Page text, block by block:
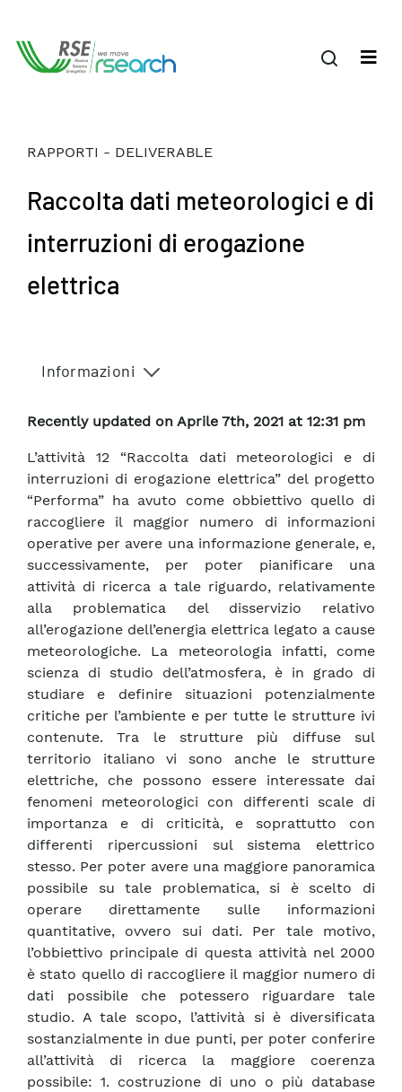
RAPPORTI - DELIVERABLE
Raccolta dati meteorologici e di
interruzioni di erogazione
elettrica
Informazioni
Recently updated on Aprile 7th, 2021 at 12:31 pm
L’attività 12 “Raccolta dati meteorologici e di
interruzioni di erogazione elettrica” del progetto
“Performa” ha avuto come obbiettivo quello di
raccogliere il maggior numero di informazioni
operative per avere una informazione generale, e,
successivamente, per poter pianificare una
attività di ricerca a tale riguardo, relativamente
alla problematica del disservizio relativo
all’erogazione dell’energia elettrica legato a cause
meteorologiche. La meteorologia infatti, come
scienza di studio dell’atmosfera, è in grado di
studiare e definire situazioni potenzialmente
critiche per l’ambiente e per tutte le strutture ivi
contenute. Tra le strutture più diffuse sul
territorio italiano vi sono anche le strutture
elettriche, che possono essere interessate dai
fenomeni meteorologici con differenti scale di
importanza e di criticità, e soprattutto con
differenti ripercussioni sul sistema elettrico
stesso. Per poter avere una maggiore panoramica
possibile su tale problematica, si è scelto di
operare direttamente sulle informazioni
quantitative, ovvero sui dati. Per tale motivo,
l’obbiettivo principale di questa attività nel 2000
è stato quello di raccogliere il maggior numero di
dati possibile che potessero riguardare tale
studio. A tale scopo, l’attività si è diversificata
sostanzialmente in due punti, per poter conferire
all’attività di ricerca la maggiore coerenza
possibile: 1. costruzione di uno o più database